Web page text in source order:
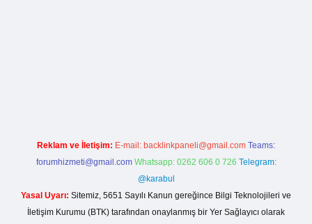
Reklam ve İletişim: E-mail: backlinkpaneli@gmail.com Teams:
forumhizmeti@gmail.com Whatsapp: 0262 606 0 726 Telegram:
@karabul
Yasal Uyarı: Sitemiz, 5651 Sayılı Kanun gereğince Bilgi Teknolojileri ve
İletişim Kurumu (BTK) tarafından onaylanmış bir Yer Sağlayıcı olarak